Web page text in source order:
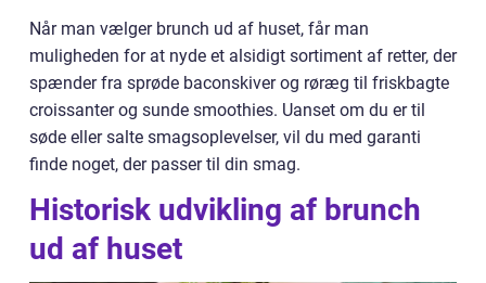
Når man vælger brunch ud af huset, får man
muligheden for at nyde et alsidigt sortiment af retter, der
spænder fra sprøde baconskiver og røræg til friskbagte
croissanter og sunde smoothies. Uanset om du er til
søde eller salte smagsoplevelser, vil du med garanti
finde noget, der passer til din smag.
Historisk udvikling af brunch
ud af huset